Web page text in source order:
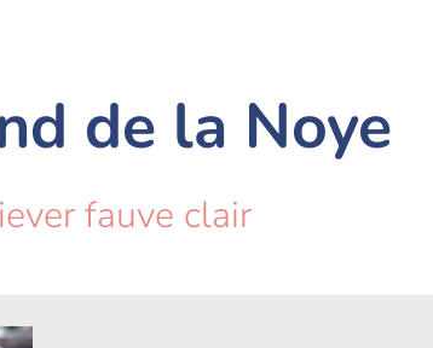
de la Noye
fauve clair